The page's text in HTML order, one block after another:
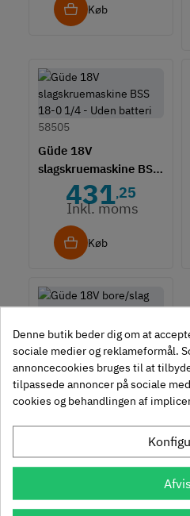
Køb
Güde 18V
slagskruemaskine BSS
18-0 1/4 - Uden
batteri
58505
431,25
Inkl. moms
Køb
Güde 18V bore/slag
maskine BSB 18-0 -
Uden batteri
58503
450 ,00
Inkl. moms
Køb
Viser 1 - 9
Denne butik beder dig om at
sociale medier og reklameformål.
annoncecookies bruges til at
tilpassede annoncer på sociale
cookies og behandlingen af
Afvis